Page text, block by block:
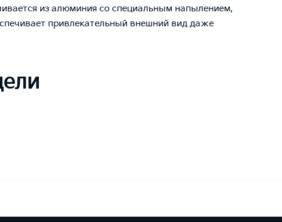
из алюминия со специальным напылением,
привлекательный внешний вид даже